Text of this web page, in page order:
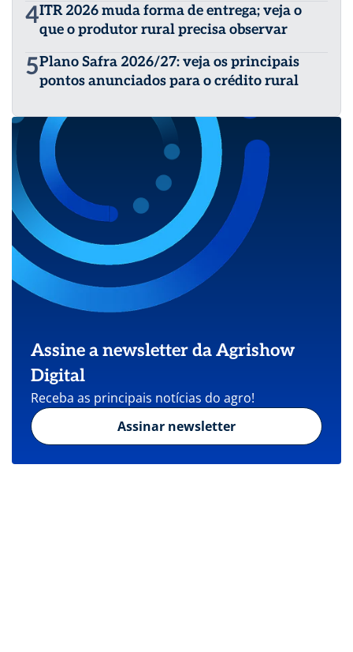
4ITR 2026 muda forma de entrega; veja o
que o produtor rural precisa observar
5Plano Safra 2026/27: veja os principais
pontos anunciados para o crédito rural
Assine a newsletter da Agrishow
Digital
Receba as principais notícias do agro!
Assinar newsletter